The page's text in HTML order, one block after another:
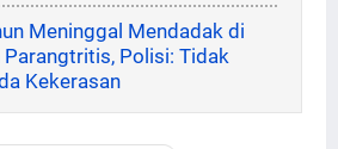
Meninggal Mendadak di
Polisi: Tidak
Kekerasan